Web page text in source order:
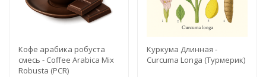
Кофе арабика робуста
смесь - Coffee Arabica Mix
Robusta (PCR)
Куркума Длинная -
Curcuma Longa (Турмерик)